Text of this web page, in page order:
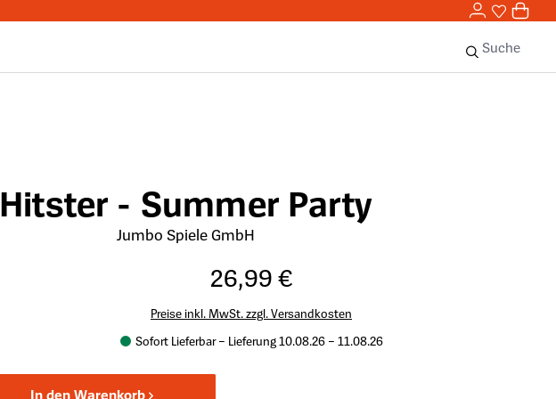
0,00
0
Suche
Hitster - Summer Party
Jumbo Spiele GmbH
26,99 €
Preise inkl. MwSt. zzgl. Versandkosten
Sofort Lieferbar – Lieferung 10.08.26 – 11.08.26
In den Warenkorb